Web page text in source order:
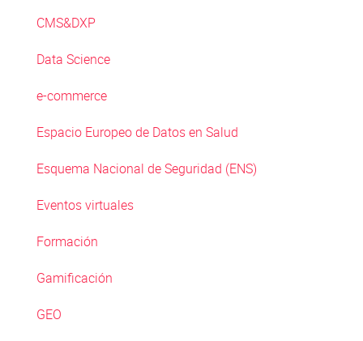
CMS&DXP
Data Science
e-commerce
Espacio Europeo de Datos en Salud
Esquema Nacional de Seguridad (ENS)
Eventos virtuales
Formación
Gamificación
GEO